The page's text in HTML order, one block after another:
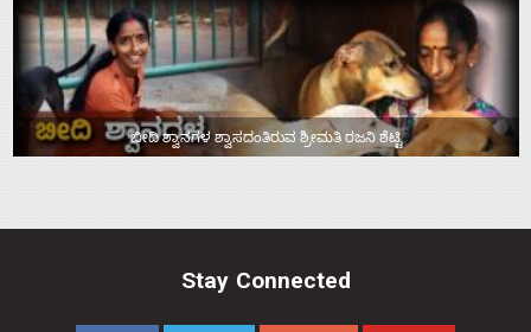
ಬೀದಿ ಶ್ವಾನಗಳ ಶ್ವಾಸದಂತಿರುವ ಶ್ರೀಮತಿ ರಜನಿ ಶೆಟ್ಟಿ
Stay Connected